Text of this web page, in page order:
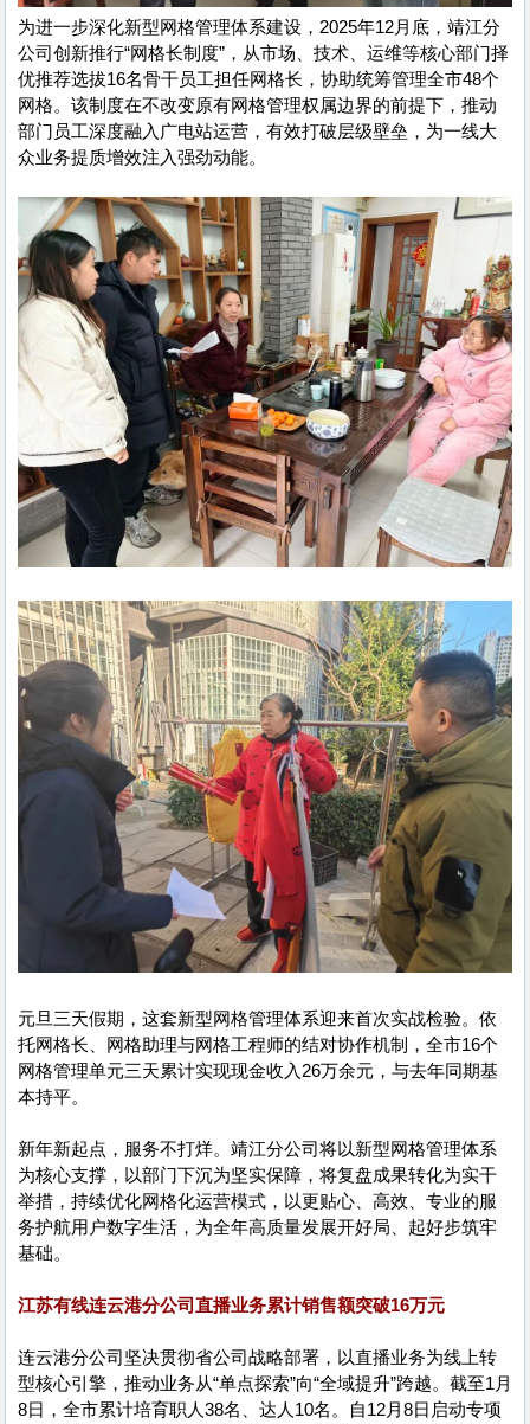
为进一步深化新型网格管理体系建设，2025年12月底，靖江分
公司创新推行“网格长制度”，从市场、技术、运维等核心部门择
优推荐选拔16名骨干员工担任网格长，协助统筹管理全市48个
网格。该制度在不改变原有网格管理权属边界的前提下，推动
部门员工深度融入广电站运营，有效打破层级壁垒，为一线大
众业务提质增效注入强劲动能。
元旦三天假期，这套新型网格管理体系迎来首次实战检验。依
托网格长、网格助理与网格工程师的结对协作机制，全市16个
网格管理单元三天累计实现现金收入26万余元，与去年同期基
本持平。
新年新起点，服务不打烊。靖江分公司将以新型网格管理体系
为核心支撑，以部门下沉为坚实保障，将复盘成果转化为实干
举措，持续优化网格化运营模式，以更贴心、高效、专业的服
务护航用户数字生活，为全年高质量发展开好局、起好步筑牢
基础。
江苏有线连云港分公司直播业务累计销售额突破16万元
连云港分公司坚决贯彻省公司战略部署，以直播业务为线上转
型核心引擎，推动业务从“单点探索”向“全域提升”跨越。截至1月
8日，全市累计培育职人38名、达人10名。自12月8日启动专项